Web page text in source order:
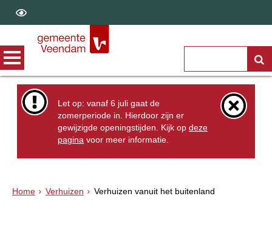
Let op: vanaf 6 juli gaat de
zomerperiode in. Hierdoor zijn er
gewijzigde openingstijden. Kijk opdeze
pagina voor meer informatie.
Home Verhuizen Verhuizen vanuit het buitenland